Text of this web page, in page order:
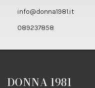
info@donna1981.it
089237858
DONNA 1981